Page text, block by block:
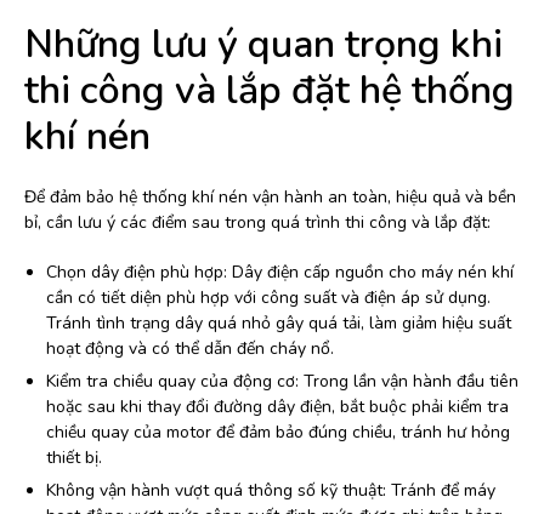
Những lưu ý quan trọng khi
thi công và lắp đặt hệ thống
khí nén
Để đảm bảo hệ thống khí nén vận hành an toàn, hiệu quả và bền
bỉ, cần lưu ý các điểm sau trong quá trình thi công và lắp đặt:
Chọn dây điện phù hợp: Dây điện cấp nguồn cho máy nén khí
cần có tiết diện phù hợp với công suất và điện áp sử dụng.
Tránh tình trạng dây quá nhỏ gây quá tải, làm giảm hiệu suất
hoạt động và có thể dẫn đến cháy nổ.
Kiểm tra chiều quay của động cơ: Trong lần vận hành đầu tiên
hoặc sau khi thay đổi đường dây điện, bắt buộc phải kiểm tra
chiều quay của motor để đảm bảo đúng chiều, tránh hư hỏng
thiết bị.
Không vận hành vượt quá thông số kỹ thuật: Tránh để máy